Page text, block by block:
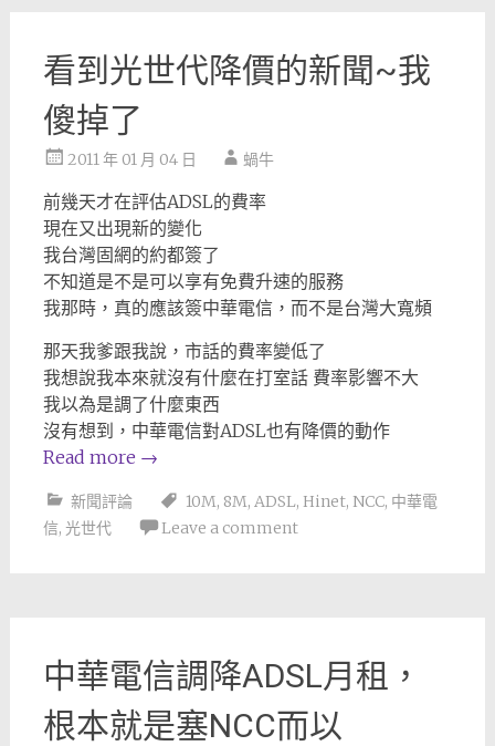
看到光世代降價的新聞~我
傻掉了
2011 年 01 月 04 日 蝸牛
前幾天才在評估ADSL的費率
現在又出現新的變化
我台灣固網的約都簽了
不知道是不是可以享有免費升速的服務
我那時，真的應該簽中華電信，而不是台灣大寬頻
那天我爹跟我說，市話的費率變低了
我想說我本來就沒有什麼在打室話 費率影響不大
我以為是調了什麼東西
沒有想到，中華電信對ADSL也有降價的動作
Read more →
新聞評論 10M, 8M, ADSL, Hinet, NCC, 中華電
信, 光世代 Leave a comment
中華電信調降ADSL月租，
根本就是塞NCC而以